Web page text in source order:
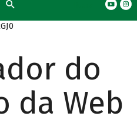
do
da Web